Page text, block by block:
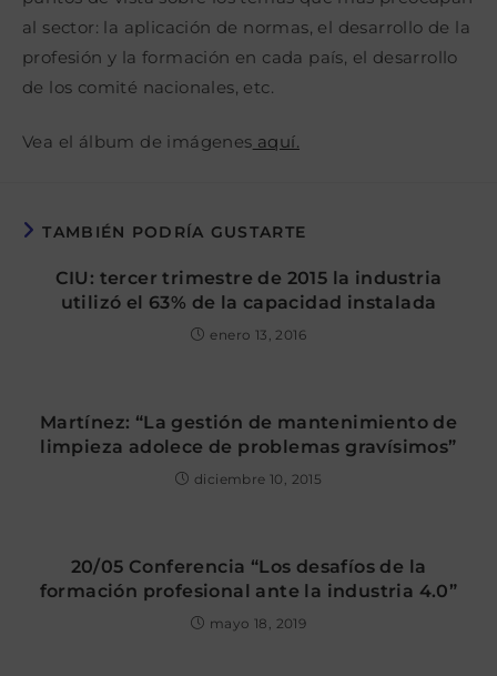
al sector: la aplicación de normas, el desarrollo de la
profesión y la formación en cada país, el desarrollo
de los comité nacionales, etc.
Vea el álbum de imágenes aquí.
TAMBIÉN PODRÍA GUSTARTE
CIU: tercer trimestre de 2015 la industria
utilizó el 63% de la capacidad instalada
enero 13, 2016
Martínez: “La gestión de mantenimiento de
limpieza adolece de problemas gravísimos”
diciembre 10, 2015
20/05 Conferencia “Los desafíos de la
formación profesional ante la industria 4.0”
mayo 18, 2019